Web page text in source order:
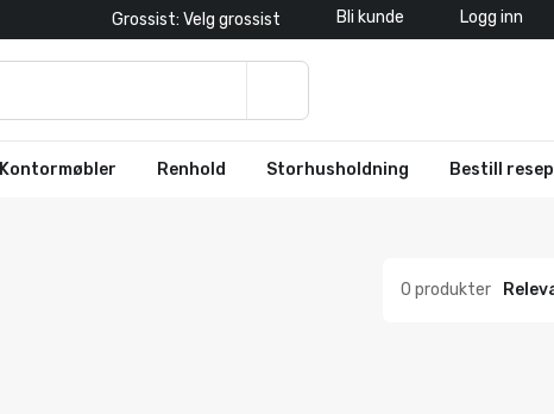
Grossist: Velg grossist Bli kunde Logg inn
Kontormøbler Renhold Storhusholdning Bestill
0 produkter